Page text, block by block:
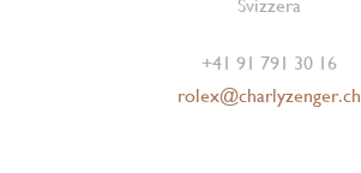
Svizzera
+41 91 791 30 16
rolex@charlyzenger.ch